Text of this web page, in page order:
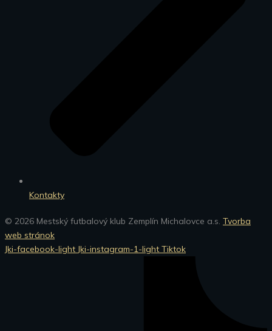
Kontakty
© 2026 Mestský futbalový klub Zemplín Michalovce a.s. Tvorba
web stránok
Jki-facebook-light Jki-instagram-1-light Tiktok